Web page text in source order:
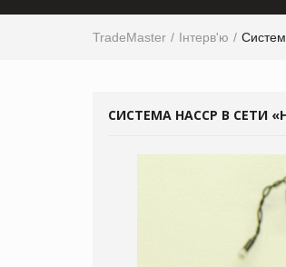
TradeMaster Інтерв'ю
СИСТЕМА НАССР В СЕТИ